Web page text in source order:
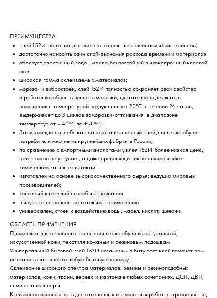
ПРЕИМУЩЕСТВА
клей 152И подходит для широкого спектра склеиваемых материалов;
достаточно наносить один слой-экономия расхода времени и материалов
образует эластичный водо-, масло-бензостойкий высокопрочный клеевой
шов;
широкая гамма склеиваемых материалов;
морозо- и вибростоек, клей 152И полностью сохраняет свои свойства
и работоспособность после заморозки, достаточно подержать в
помещении с температурой воздуха свыше 20°С в течении 24 часов,
выдерживает до 3 циклов заморозки-оттаивания в диапазоне
температур от – 40°С до +90°С;
Зарекомендовал себя как высококачественный клей для верха обуви-
потребители многие из крупнейших фабрик в России;
по сравнению с импортными аналогами у клея 152И более низкая цена,
при этом он не уступает, а даже превосходит их по своим физико-
химическим характеристикам
изготовлен на основе высококачественного сырья; ведущих мировых
производителей;
холодный и горячий способы склеивания;
выпускается полностью готовым к применению;
универсален, стоек к воздействию воды, масел, кислот, щелочи.
ОБЛАСТЬ ПРИМЕНЕНИЯ
Применяют для основного крепления верха обуви из натуральной,
искусственной кожи, текстиля кожаным и резиновым подошвам.
Универсальный бытовой клей 152И незаменим в быту этот клей поможет вам
исправить фактически любую бытовую поломку.
Cклеивание широкого спектра материалов: резины и резиноподобных
материалов, кожи, ткани, дерева и картона в любых сочетаниях, ДСП, ДВП,
ламината и фанеры.
Клей можно использовать для отделочных и ремонтных работ в строительстве,